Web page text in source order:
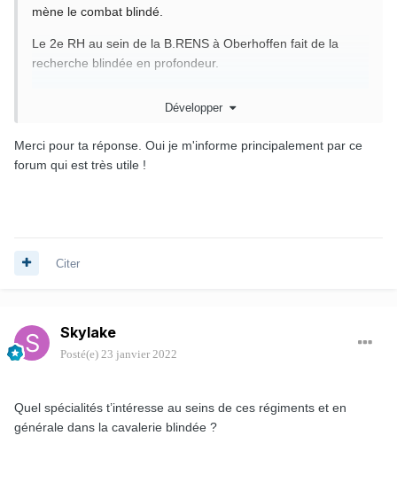
mène le combat blindé.
Le 2e RH au sein de la B.RENS à Oberhoffen fait de la
recherche blindée en profondeur.
posts sur ce prestigieux régiment.
BTX
Développer
Merci pour ta réponse. Oui je m'informe principalement par ce
forum qui est très utile !
Citer
Skylake
Posté(e) 23 janvier 2022
Quel spécialités t’intéresse au seins de ces régiments et en
générale dans la cavalerie blindée ?